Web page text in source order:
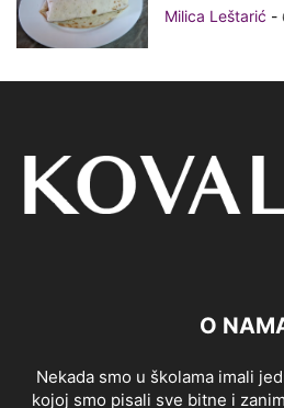
Milica Leštarić -
O
Nekada smo u školama imali
kojoj smo pisali sve bitne i